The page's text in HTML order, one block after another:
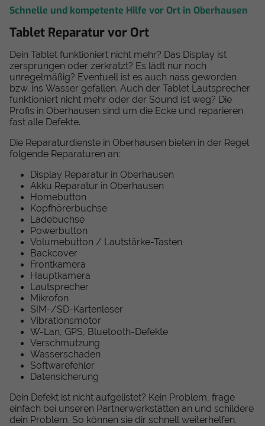
Schnelle und kompetente Hilfe vor Ort in Oberhausen
Tablet Reparatur vor Ort
Dein Tablet funktioniert nicht mehr? Das Display ist
zersprungen oder zerkratzt? Es lädt nur noch
unregelmäßig? Eventuell ist es auch nass geworden
bzw. ins Wasser gefallen. Auch der Tablet Lautsprecher
funktioniert nicht mehr oder der Sound ist weg? Die
Profis in Oberhausen sind um die Ecke und reparieren
fast alle Defekte.
Die Reparaturdienste in Oberhausen bieten in der Regel
folgende Reparaturen an:
Display Reparatur in Oberhausen
Akku Reparatur in Oberhausen
Homebutton
Kopfhörerbuchse
Ladebuchse
Powerbutton
Volumebutton / Lautstärke-Tasten
Backcover
Frontkamera
Hauptkamera
Lautsprecher
Mikrofon
SIM-/SD-Kartenleser
Vibrationsmotor
W-Lan, GPS, Bluetooth-Defekte
Verschmutzung
Wasserschaden
Softwarefehler
Datensicherung
Dein Defekt ist nicht aufgelistet? Kein Problem, frage
einfach bei unseren Partnerwerkstätten an und schildere
dein Problem. So können sie dir schnell weiterhelfen.